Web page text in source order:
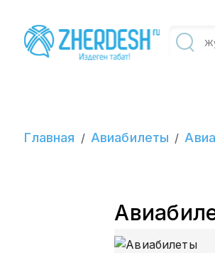
Главная / Авиабилеты /